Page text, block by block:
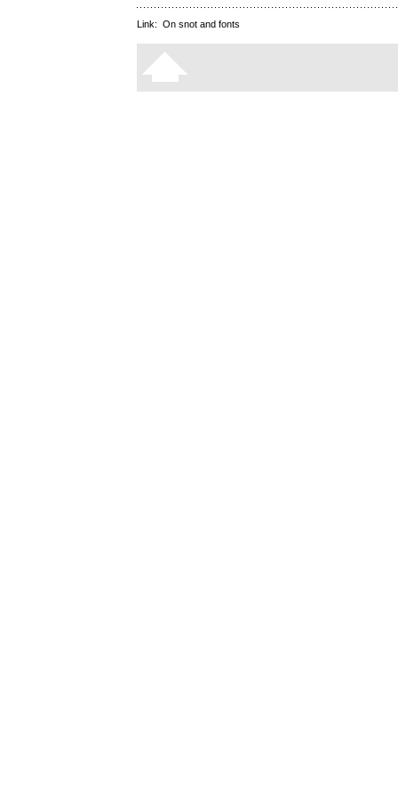
Link: On snot and fonts